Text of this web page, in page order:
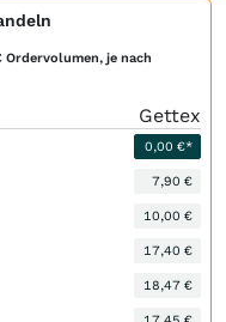
Ordervolumen, je nach
Gettex
0,00 €*
7,90 €
10,00 €
17,40 €
18,47 €